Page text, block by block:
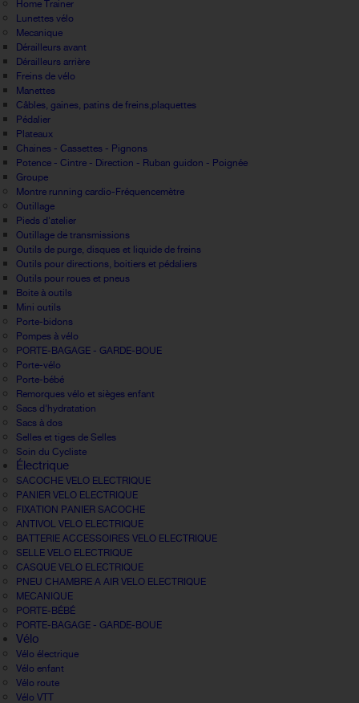
Home Trainer
Lunettes vélo
Mecanique
Dérailleurs avant
Dérailleurs arrière
Freins de vélo
Manettes
Câbles, gaines, patins de freins,plaquettes
Pédalier
Plateaux
Chaines - Cassettes - Pignons
Potence - Cintre - Direction - Ruban guidon - Poignée
Groupe
Montre running cardio-Fréquencemètre
Outillage
Pieds d'atelier
Outillage de transmissions
Outils de purge, disques et liquide de freins
Outils pour directions, boitiers et pédaliers
Outils pour roues et pneus
Boite à outils
Mini outils
Porte-bidons
Pompes à vélo
PORTE-BAGAGE - GARDE-BOUE
Porte-vélo
Porte-bébé
Remorques vélo et sièges enfant
Sacs d'hydratation
Sacs à dos
Selles et tiges de Selles
Soin du Cycliste
Électrique
SACOCHE VELO ELECTRIQUE
PANIER VELO ELECTRIQUE
FIXATION PANIER SACOCHE
ANTIVOL VELO ELECTRIQUE
BATTERIE ACCESSOIRES VELO ELECTRIQUE
SELLE VELO ELECTRIQUE
CASQUE VELO ELECTRIQUE
PNEU CHAMBRE A AIR VELO ELECTRIQUE
MECANIQUE
PORTE-BÉBÉ
PORTE-BAGAGE - GARDE-BOUE
Vélo
Vélo électrique
Vélo enfant
Vélo route
Vélo VTT